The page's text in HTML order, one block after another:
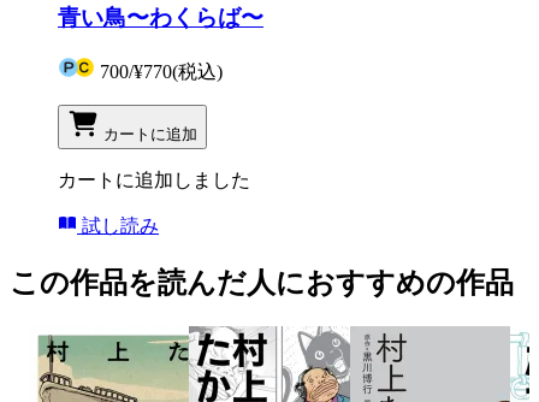
青い鳥〜わくらば〜
700/¥770(税込)
カートに追加
カートに追加しました
試し読み
この作品を読んだ人におすすめの作品